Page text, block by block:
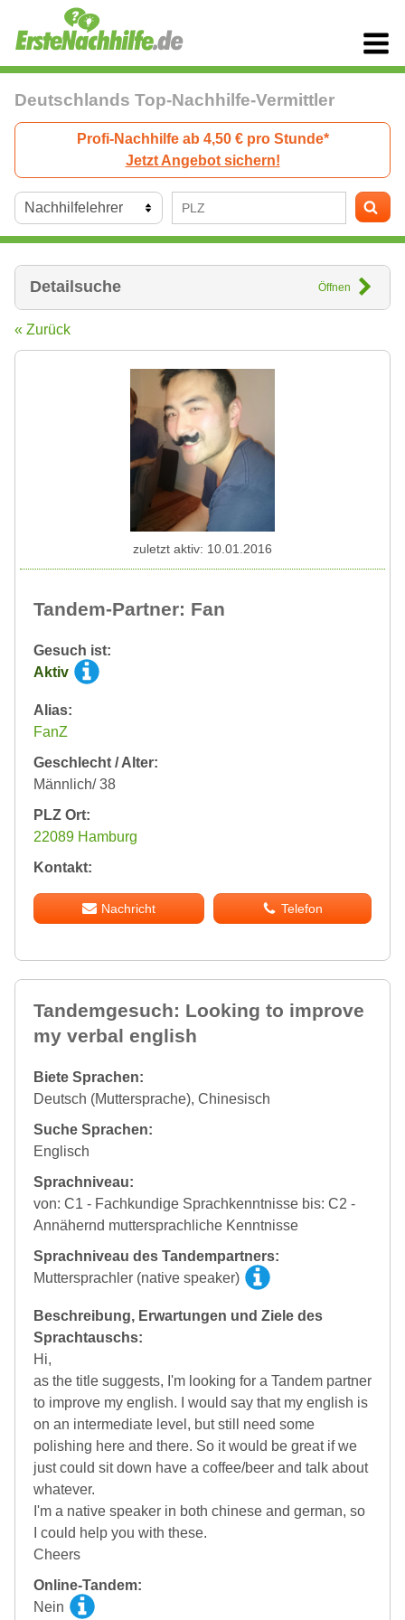
Deutschlands Top-Nachhilfe-Vermittler
Profi-Nachhilfe ab 4,50 € pro Stunde*
Jetzt Angebot sichern!
Detailsuche Öffnen
« Zurück
Tandem-Partner: Fan
Gesuch ist:
Aktiv
Alias:
FanZ
Geschlecht / Alter:
Männlich/ 38
PLZ Ort:
22089 Hamburg
Kontakt:
Nachricht Telefon
zuletzt aktiv: 10.01.2016
Tandemgesuch: Looking to improve
my verbal english
Biete Sprachen:
Deutsch (Muttersprache), Chinesisch
Suche Sprachen:
Englisch
Sprachniveau:
von: C1 - Fachkundige Sprachkenntnisse bis: C2 -
Annähernd muttersprachliche Kenntnisse
Sprachniveau des Tandempartners:
Muttersprachler (native speaker)
Beschreibung, Erwartungen und Ziele des
Sprachtauschs:
Hi,
as the title suggests, I'm looking for a Tandem partner
to improve my english. I would say that my english is
on an intermediate level, but still need some
polishing here and there. So it would be great if we
just could sit down have a coffee/beer and talk about
whatever.
I'm a native speaker in both chinese and german, so
I could help you with these.
Cheers
Online-Tandem:
Nein